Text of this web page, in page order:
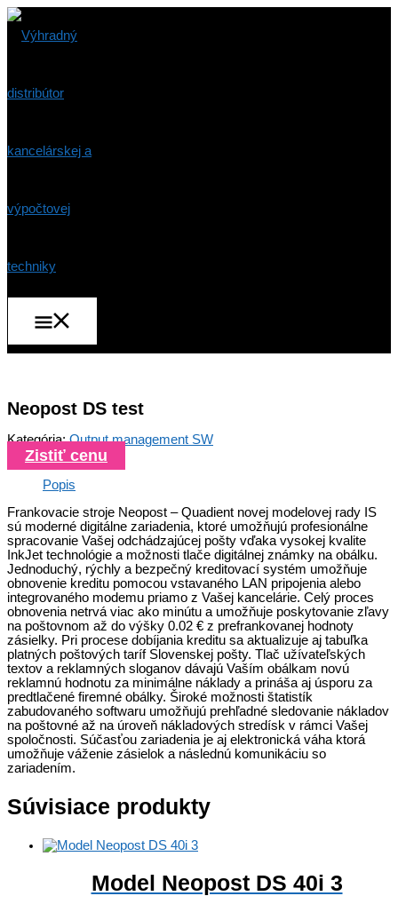
Preskočiť
obsah
Hlavné
Neopost DS test
Kategória:Output management SW
Zistiť cenu
Popis
Frankovacie stroje Neopost – Quadient novej modelovej rady IS
sú moderné digitálne zariadenia, ktoré umožňujú profesionálne
spracovanie Vašej odchádzajúcej pošty vďaka vysokej kvalite
InkJet technológie a možnosti tlače digitálnej známky na obálku.
Jednoduchý, rýchly a bezpečný kreditovací systém umožňuje
obnovenie kreditu pomocou vstavaného LAN pripojenia alebo
integrovaného modemu priamo z Vašej kancelárie. Celý proces
obnovenia netrvá viac ako minútu a umožňuje poskytovanie zľavy
na poštovnom až do výšky 0.02 € z prefrankovanej hodnoty
zásielky. Pri procese dobíjania kreditu sa aktualizuje aj tabuľka
platných poštových taríf Slovenskej pošty. Tlač užívateľských
textov a reklamných sloganov dávajú Vaším obálkam novú
reklamnú hodnotu za minimálne náklady a prináša aj úsporu za
predtlačené firemné obálky. Široké možnosti štatistík
zabudovaného softwaru umožňujú prehľadné sledovanie nákladov
na poštovné až na úroveň nákladových stredísk v rámci Vašej
spoločnosti. Súčasťou zariadenia je aj elektronická váha ktorá
umožňuje váženie zásielok a následnú komunikáciu so
zariadením.
Súvisiace produkty
Model Neopost DS 40i 3